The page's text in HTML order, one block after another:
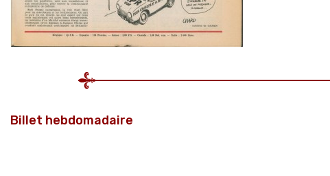
Billet hebdomadaire